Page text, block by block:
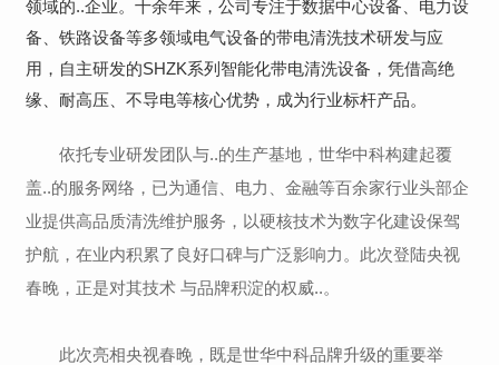
领域的..企业。十余年来，公司专注于数据中心设备、电力设
备、铁路设备等多领域电气设备的带电清洗技术研发与应
用，自主研发的SHZK系列智能化带电清洗设备，凭借高绝
缘、耐高压、不导电等核心优势，成为行业标杆产品。
依托专业研发团队与..的生产基地，世华中科构建起覆
盖..的服务网络，已为通信、电力、金融等百余家行业头部企
业提供高品质清洗维护服务，以硬核技术为数字化建设保驾
护航，在业内积累了良好口碑与广泛影响力。此次登陆央视
春晚，正是对其技术 与品牌积淀的权威..。
此次亮相央视春晚，既是世华中科品牌升级的重要举